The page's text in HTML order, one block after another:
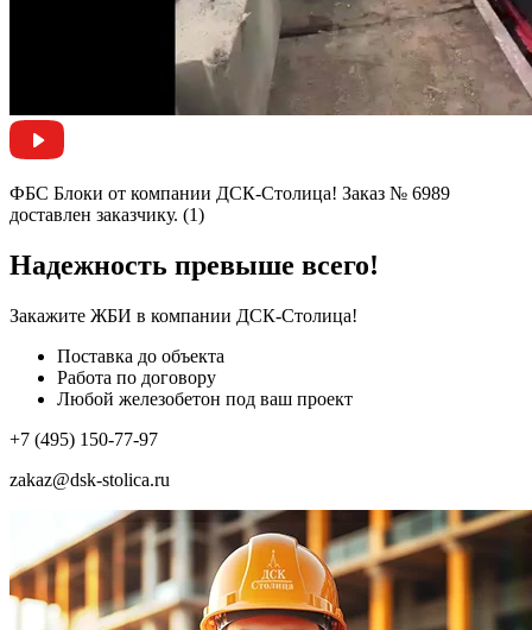
ФБС Блоки от компании ДСК-Столица! Заказ № 6989
доставлен заказчику. (1)
Надежность превыше всего!
Закажите ЖБИ в компании ДСК-Столица!
Поставка до объекта
Работа по договору
Любой железобетон под ваш проект
+7 (495) 150-77-97
zakaz@dsk-stolica.ru